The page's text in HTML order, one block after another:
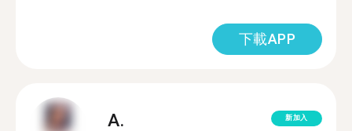
下載APP
A. 新加入